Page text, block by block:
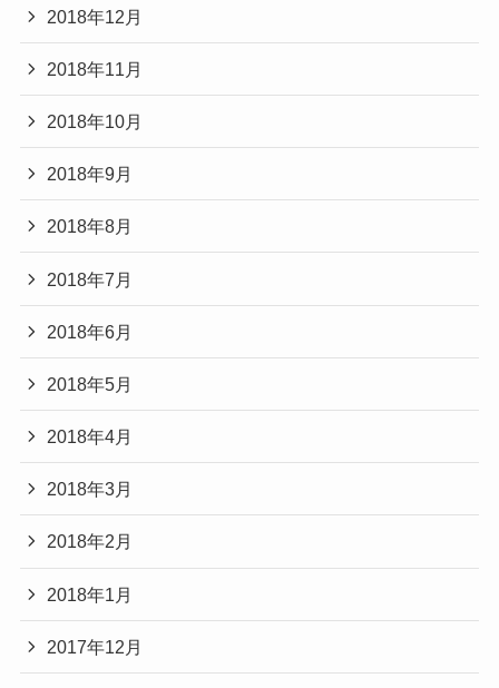
2018年12月
2018年11月
2018年10月
2018年9月
2018年8月
2018年7月
2018年6月
2018年5月
2018年4月
2018年3月
2018年2月
2018年1月
2017年12月